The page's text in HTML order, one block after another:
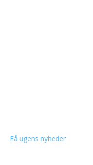
Få ugens nyheder